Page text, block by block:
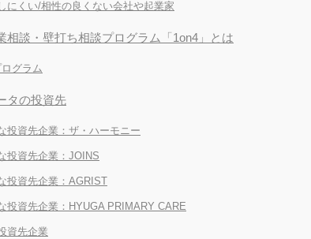
にくい/相性の良くない会社や起業家
相談・壁打ち相談プログラム「1on4」とは
グラム
タの投資先
投資先企業：ザ・ハーモニー
投資先企業：JOINS
投資先企業：AGRIST
投資先企業：HYUGA PRIMARY CARE
資先企業